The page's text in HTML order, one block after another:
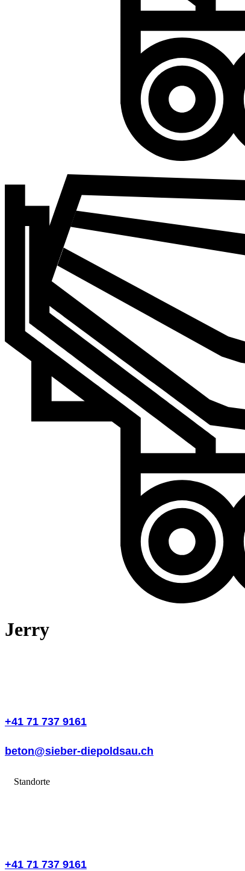
Jerry
+41 71 737 9161
beton@sieber-diepoldsau.ch
Standorte
+41 71 737 9161